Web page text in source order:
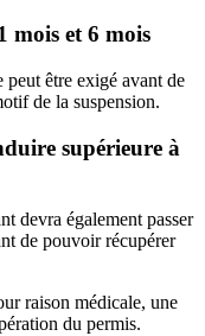
mois et 6 mois
être exigé avant de
de la suspension.
supérieure à
devra également passer
de pouvoir récupérer
raison médicale, une
du permis.